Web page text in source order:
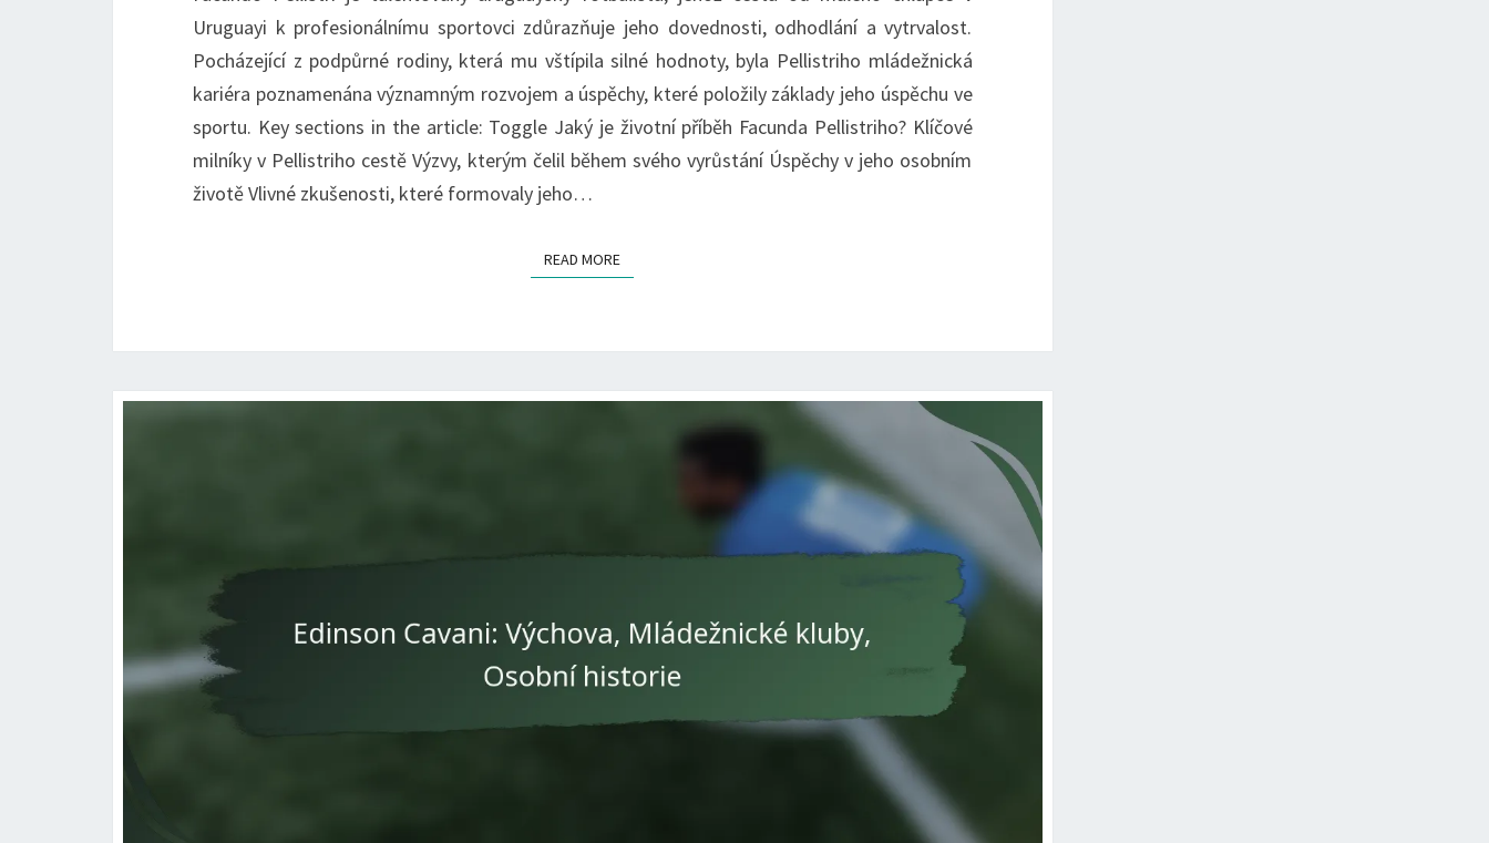
MLÁDEŽNICKÁ
KARIÉRA
Uruguayi k profesionálnímu sportovci zdůrazňuje jeho dovednosti, odhodlání a vytrvalost.
Pocházející z podpůrné rodiny, která mu vštípila silné hodnoty, byla Pellistriho mládežnická
kariéra poznamenána významným rozvojem a úspěchy, které položily základy jeho úspěchu ve
sportu. Key sections in the article: Toggle Jaký je životní příběh Facunda Pellistriho? Klíčové
milníky v Pellistriho cestě Výzvy, kterým čelil během svého vyrůstání Úspěchy v jeho osobním
životě Vlivné zkušenosti, které formovaly jeho…
READ MOREREAD MORE